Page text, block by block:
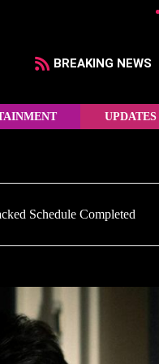
BREAKING NEWS
UPDATES
Schedule Completed